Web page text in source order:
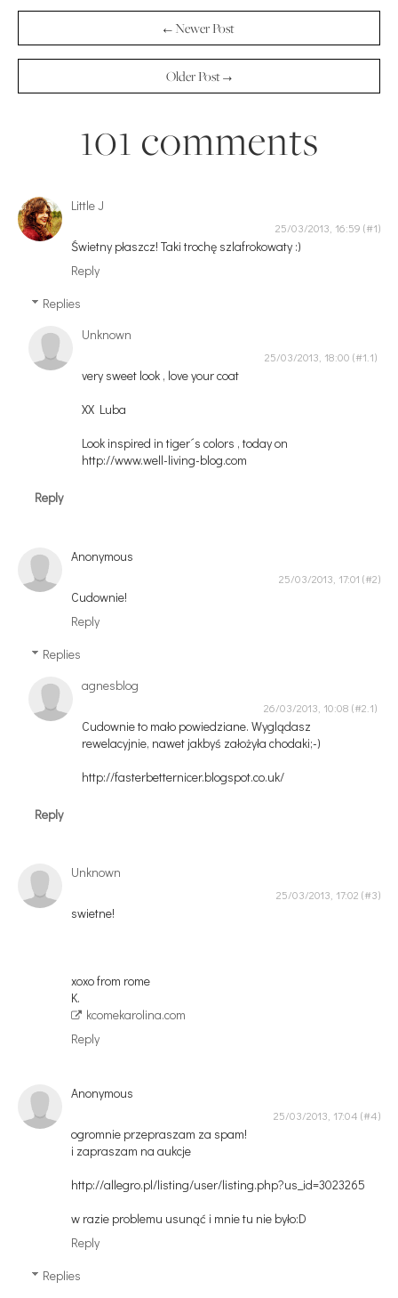
← Newer Post
Older Post →
101 comments
Little J
25/03/2013, 16:59
Świetny płaszcz! Taki trochę szlafrokowaty :)
Reply
Replies
Unknown
25/03/2013, 18:00
very sweet look , love your coat
XX Luba
Look inspired in tiger´s colors , today on
http://www.well-living-blog.com
Reply
Anonymous
25/03/2013, 17:01
Cudownie!
Reply
Replies
agnesblog
26/03/2013, 10:08
Cudownie to mało powiedziane. Wyglądasz
rewelacyjnie, nawet jakbyś założyła chodaki;-)
http://fasterbetternicer.blogspot.co.uk/
Reply
Unknown
25/03/2013, 17:02
swietne!
xoxo from rome
K.
kcomekarolina.com
Reply
Anonymous
25/03/2013, 17:04
ogromnie przepraszam za spam!
i zapraszam na aukcje
http://allegro.pl/listing/user/listing.php?us_id=3023265
w razie problemu usunąć i mnie tu nie było:D
Reply
Replies